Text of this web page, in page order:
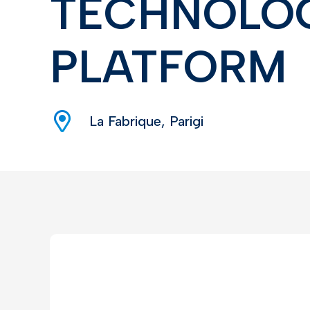
PLATFORM
La Fabrique, Parigi